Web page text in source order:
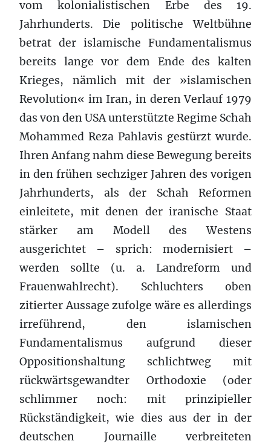
vom kolonialistischen Erbe des 19.
Jahrhunderts. Die politische Weltbühne
betrat der islamische Fundamentalismus
bereits lange vor dem Ende des kalten
Krieges, nämlich mit der »islamischen
Revolution« im Iran, in deren Verlauf 1979
das von den USA unterstützte Regime Schah
Mohammed Reza Pahlavis gestürzt wurde.
Ihren Anfang nahm diese Bewegung bereits
in den frühen sechziger Jahren des vorigen
Jahrhunderts, als der Schah Reformen
einleitete, mit denen der iranische Staat
stärker am Modell des Westens
ausgerichtet – sprich: modernisiert –
werden sollte (u. a. Landreform und
Frauenwahlrecht). Schluchters oben
zitierter Aussage zufolge wäre es allerdings
irreführend, den islamischen
Fundamentalismus aufgrund dieser
Oppositionshaltung schlichtweg mit
rückwärtsgewandter Orthodoxie (oder
schlimmer noch: mit prinzipieller
Rückständigkeit, wie dies aus der in der
deutschen Journaille verbreiteten